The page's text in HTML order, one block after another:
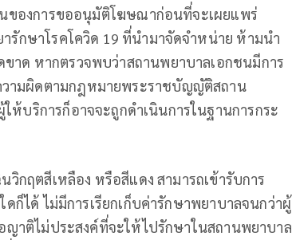
นของการขออนุมัติโฆษณาก่อนที่จะเผยแพร่
รักษาโรคโควิด 19 ที่นำมาจัดจำหน่าย ห้ามนำ
าด หากตรวจพบว่าสถานพยาบาลเอกชนมีการ
ามผิดตามกฎหมายพระราชบัญญัติสถาน
บริการก็อาจจะถูกดำเนินการในฐานการกระ
กฤตสีเหลือง หรือสีแดง สามารถเข้ารับการ
ก็ได้ ไม่มีการเรียกเก็บค่ารักษาพยาบาลจนกว่าผู้
ญาติไม่ประสงค์ที่จะให้ไปรักษาในสถานพยาบาล